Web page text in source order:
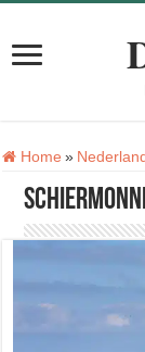
Home »